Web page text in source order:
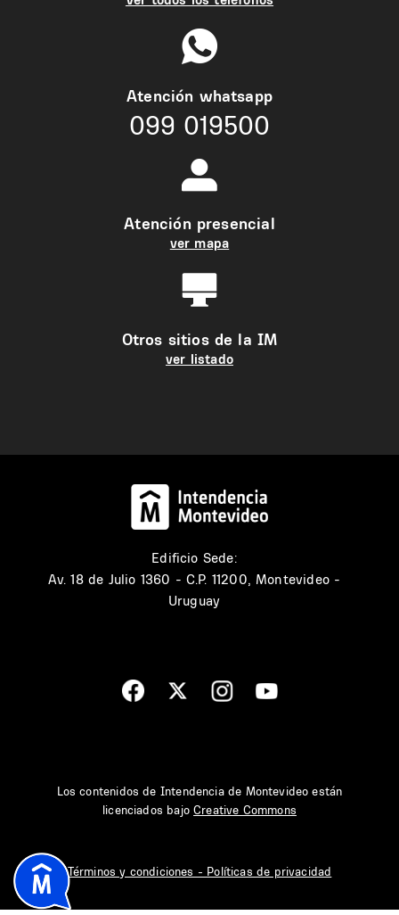
Atención whatsapp
099 019500
Atención presencial
ver mapa
Otros sitios de la IM
ver listado
Edificio Sede:
Av. 18 de Julio 1360 - C.P. 11200, Montevideo -
Uruguay
Los contenidos de Intendencia de Montevideo están
licenciados bajoCreative Commons
Términos y condiciones - Políticas de privacidad